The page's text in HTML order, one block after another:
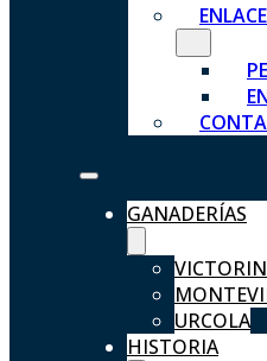
GANADERÍAS
URCOLA
HISTORIA